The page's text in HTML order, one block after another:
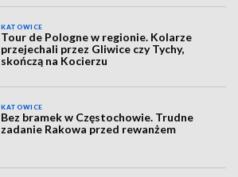
KATOWICE
Tour de Pologne w regionie. Kolarze
przejechali przez Gliwice czy Tychy,
skończą na Kocierzu
KATOWICE
Bez bramek w Częstochowie. Trudne
zadanie Rakowa przed rewanżem